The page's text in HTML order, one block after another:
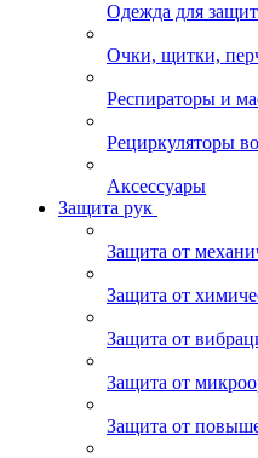
Одежда для
Очки, щитки,
Респираторы и
Рециркуляторы
Аксессуары
Защита рук
Защита от
Защита от
Защита от
Защита от
Защита от